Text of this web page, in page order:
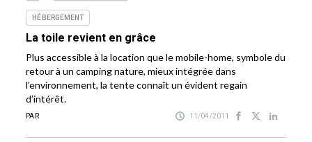
HÉBERGEMENT
La toile revient en grâce
Plus accessible à la location que le mobile-home, symbole du
retour à un camping nature, mieux intégrée dans
l’environnement, la tente connaît un évident regain
d’intérêt.
PAR 11/04/2011